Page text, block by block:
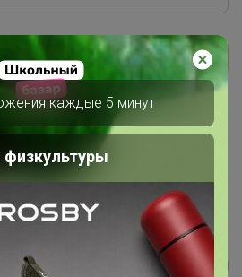
Реклама
парфюмерии....
ROSE...
каждые 5 минут